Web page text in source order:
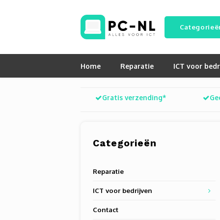
Home Reparatie ICT voor
Gratis verzending*
Categorieën
Reparatie
ICT voor bedrijven
Contact